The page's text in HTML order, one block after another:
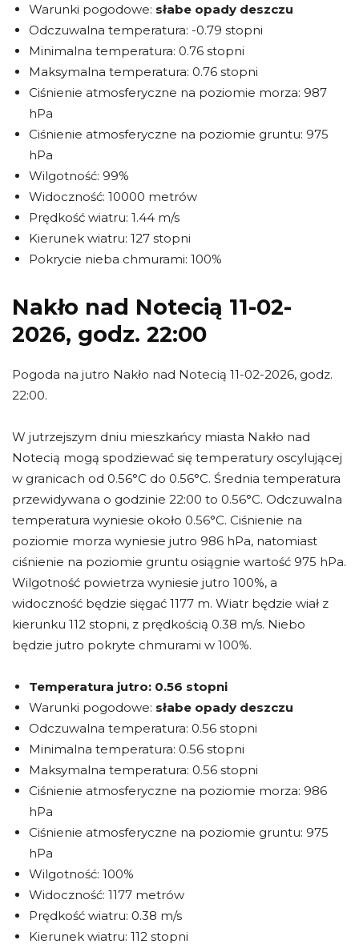
Warunki pogodowe: słabe opady deszczu
Odczuwalna temperatura: -0.79 stopni
Minimalna temperatura: 0.76 stopni
Maksymalna temperatura: 0.76 stopni
Ciśnienie atmosferyczne na poziomie morza: 987
hPa
Ciśnienie atmosferyczne na poziomie gruntu: 975
hPa
Wilgotność: 99%
Widoczność: 10000 metrów
Prędkość wiatru: 1.44 m/s
Kierunek wiatru: 127 stopni
Pokrycie nieba chmurami: 100%
Nakło nad Notecią 11-02-
2026, godz. 22:00
Pogoda na jutro Nakło nad Notecią 11-02-2026, godz.
22:00.
W jutrzejszym dniu mieszkańcy miasta Nakło nad
Notecią mogą spodziewać się temperatury oscylującej
w granicach od 0.56°C do 0.56°C. Średnia temperatura
przewidywana o godzinie 22:00 to 0.56°C. Odczuwalna
temperatura wyniesie około 0.56°C. Ciśnienie na
poziomie morza wyniesie jutro 986 hPa, natomiast
ciśnienie na poziomie gruntu osiągnie wartość 975 hPa.
Wilgotność powietrza wyniesie jutro 100%, a
widoczność będzie sięgać 1177 m. Wiatr będzie wiał z
kierunku 112 stopni, z prędkością 0.38 m/s. Niebo
będzie jutro pokryte chmurami w 100%.
Temperatura jutro: 0.56 stopni
Warunki pogodowe: słabe opady deszczu
Odczuwalna temperatura: 0.56 stopni
Minimalna temperatura: 0.56 stopni
Maksymalna temperatura: 0.56 stopni
Ciśnienie atmosferyczne na poziomie morza: 986
hPa
Ciśnienie atmosferyczne na poziomie gruntu: 975
hPa
Wilgotność: 100%
Widoczność: 1177 metrów
Prędkość wiatru: 0.38 m/s
Kierunek wiatru: 112 stopni